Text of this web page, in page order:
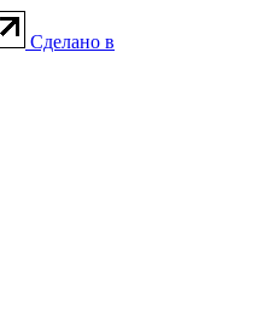
Сделано в